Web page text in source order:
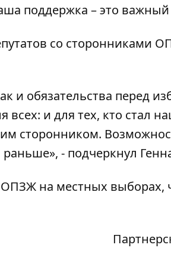
поддержка – это важный
со сторонниками
и обязательства перед
и для тех, кто стал
сторонником.
- подчеркнул
ОПЗЖ на местных выборах,